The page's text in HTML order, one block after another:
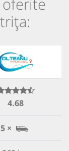
4.68
5 ×